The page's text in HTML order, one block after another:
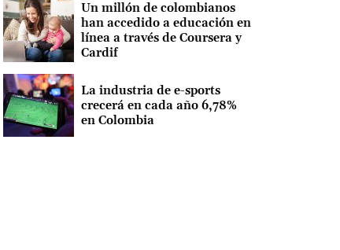
Un millón de colombianos
han accedido a educación en
línea a través de Coursera y
Cardif
La industria de e-sports
crecerá en cada año 6,78%
en Colombia